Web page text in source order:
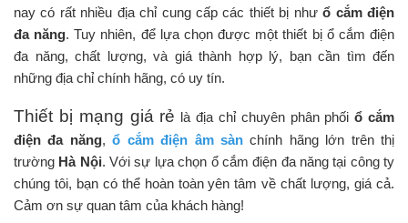
nay có rất nhiều địa chỉ cung cấp các thiết bị nhưổ cắm điện
đa năng. Tuy nhiên, để lựa chọn được một thiết bị ổ cắm điện
đa năng, chất lượng, và giá thành hợp lý, bạn cần tìm đến
những địa chỉ chính hãng, có uy tín.
Thiết bị mạng giá rẻ là địa chỉ chuyên phân phốiổ cắm
điện đa năng, ổ cắm điện âm sànchính hãng lớn trên thị
trường Hà Nội. Với sự lựa chọn ổ cắm điện đa năng tại công ty
chúng tôi, bạn có thể hoàn toàn yên tâm về chất lượng, giá cả.
Cảm ơn sự quan tâm của khách hàng!